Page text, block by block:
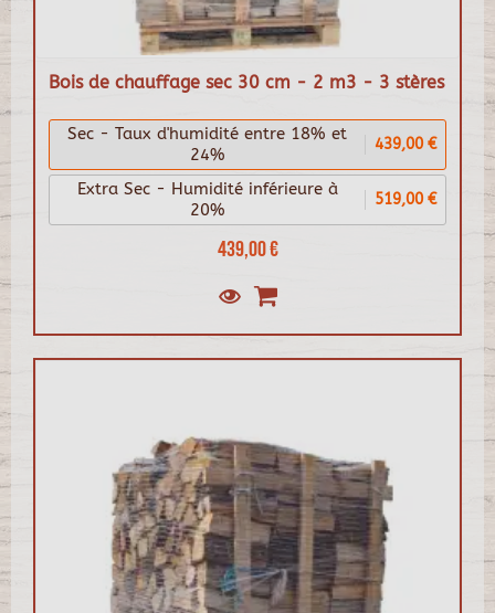
Bois de chauffage sec 30 cm - 2 m3 - 3 stères
439,00 €
Sec - Taux d'humidité entre 18% et
24%
439,00 €
Extra Sec - Humidité inférieure à
20%
519,00 €